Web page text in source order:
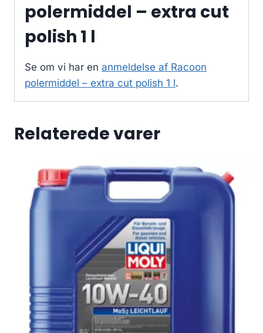
polermiddel – extra cut
polish 1 l
Se om vi har en anmeldelse af Racoon
polermiddel – extra cut polish 1 l.
Relaterede varer